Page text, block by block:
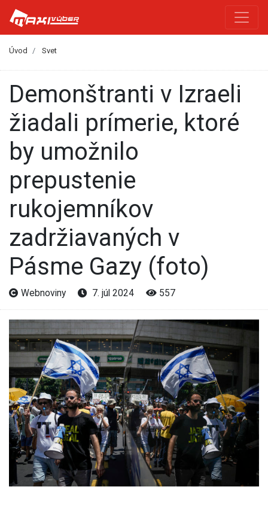
Úvod Svet
Demonštranti v Izraeli
žiadali prímerie, ktoré
by umožnilo
prepustenie
rukojemníkov
zadržiavaných v
Pásme Gazy (foto)
Webnoviny 7. júl 2024 557